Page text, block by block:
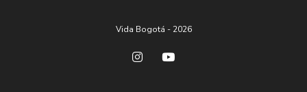
Vida Bogotá - 2026